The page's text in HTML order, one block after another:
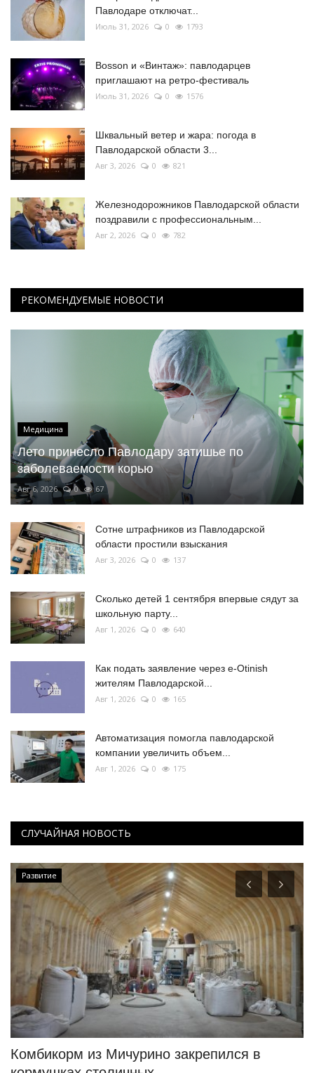
Павлодаре отключат...
Июль 31, 2026 0 1793
Bosson и «Винтаж»: павлодарцев
приглашают на ретро-фестиваль
Июль 31, 2026 0 1576
Шквальный ветер и жара: погода в
Павлодарской области 3...
Авг 3, 2026 0 821
Железнодорожников Павлодарской области
поздравили с профессиональным...
Авг 2, 2026 0 782
РЕКОМЕНДУЕМЫЕ НОВОСТИ
Медицина
Лето принесло Павлодару затишье по
заболеваемости корью
Авг 6, 2026 0 67
Сотне штрафников из Павлодарской
области простили взыскания
Авг 3, 2026 0 137
Сколько детей 1 сентября впервые сядут за
школьную парту...
Авг 1, 2026 0 640
Как подать заявление через e-Otinish
жителям Павлодарской...
Авг 1, 2026 0 165
Автоматизация помогла павлодарской
компании увеличить объем...
Авг 1, 2026 0 175
СЛУЧАЙНАЯ НОВОСТЬ
Развитие
Комбикорм из Мичурино закрепился в